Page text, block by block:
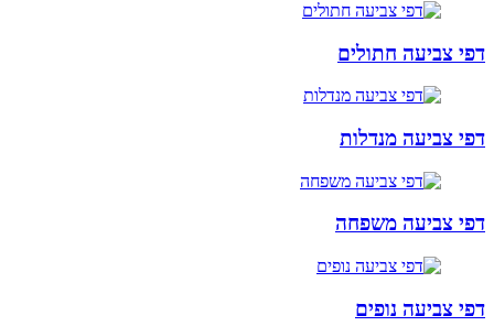
דפי צביעה חתולים
דפי צביעה מנדלות
דפי צביעה משפחה
דפי צביעה נופים